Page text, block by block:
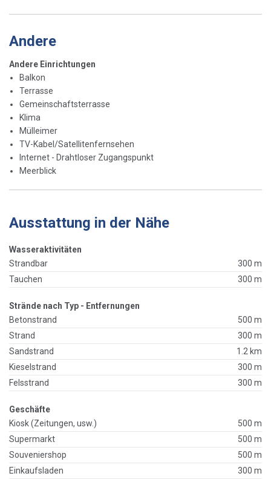
Andere
Andere Einrichtungen
Balkon
Terrasse
Gemeinschaftsterrasse
Klima
Mülleimer
TV-Kabel/Satellitenfernsehen
Internet - Drahtloser Zugangspunkt
Meerblick
Ausstattung in der Nähe
Wasseraktivitäten
Strandbar
300 m
Tauchen
300 m
Strände nach Typ - Entfernungen
Betonstrand
500 m
Strand
300 m
Sandstrand
1.2 km
Kieselstrand
300 m
Felsstrand
300 m
Geschäfte
Kiosk (Zeitungen, usw.)
500 m
Supermarkt
500 m
Souveniershop
500 m
Einkaufsladen
300 m